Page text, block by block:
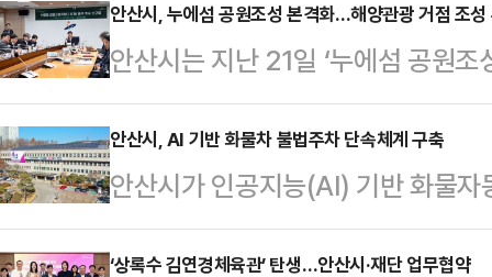
선정돼 총사업비 4,415억 원 가운
로 확보했다.이는 재정 부담을 줄이
기반으로 활용되고 있다.특히 안산
서 벗어나 정책 동향을 사전 분석하
구축해 성과를 이어가고 있다.올해
니저 …
안산시, 누에섬 공원조성 본격화…해양관광 거점 조성
안산시는 지난 21일 ‘누에섬 공원
발 방향과 단계별 추진계획을 공유
용역 수행기관이 사업 추진 계획을
별 추진 전략에 대한 논의가 이뤄졌
해양관광 거점으로 육성하기 위한
안산시, AI 기반 화물차 불법주차 단속체계 구축
안산시가 인공지능(AI) 기반 화물
안산시는 경기도경제과학진흥원이
‘상록수 김연경체육관’ 탄생…안산시·재단 업무협약